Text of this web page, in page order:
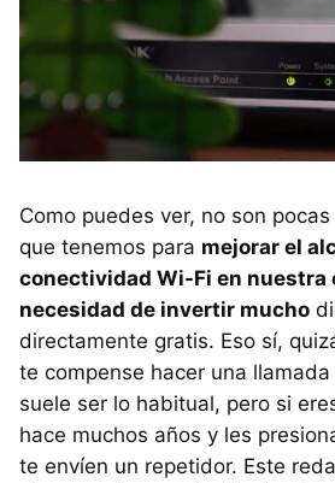
Como puedes ver, no son
que tenemos para mejorar el
conectividad Wi-Fi en nuestra
necesidad de invertir mucho
directamente gratis. Eso sí,
te compense hacer una
suele ser lo habitual, pero si
hace muchos años y les
te envíen un repetidor. Este